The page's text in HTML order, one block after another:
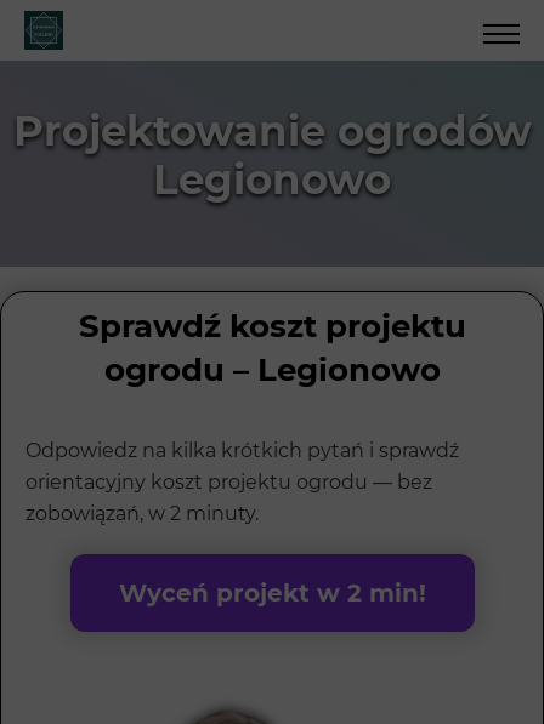
Projektowanie ogrodów
Legionowo
Sprawdź koszt projektu
ogrodu – Legionowo
Odpowiedz na kilka krótkich pytań i sprawdź
orientacyjny koszt projektu ogrodu — bez
zobowiązań, w 2 minuty.
Wyceń projekt w 2 min!